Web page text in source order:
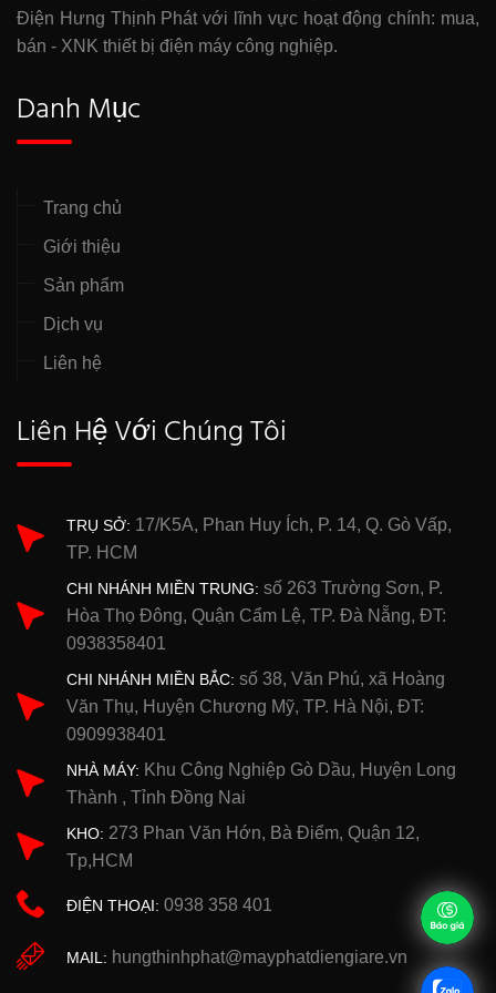
Điện Hưng Thịnh Phát với lĩnh vực hoạt động chính: mua,
bán - XNK thiết bị điện máy công nghiệp.
Danh Mục
Trang chủ
Giới thiệu
Sản phẩm
Dịch vụ
Liên hệ
Liên Hệ Với Chúng Tôi
TRỤ SỞ: 17/K5A, Phan Huy Ích, P. 14, Q. Gò Vấp,
TP. HCM
CHI NHÁNH MIỀN TRUNG: số 263 Trường Sơn, P.
Hòa Thọ Đông, Quận Cẩm Lệ, TP. Đà Nẵng, ĐT:
0938358401
CHI NHÁNH MIỀN BẮC: số 38, Văn Phú, xã Hoàng
Văn Thụ, Huyện Chương Mỹ, TP. Hà Nội, ĐT:
0909938401
NHÀ MÁY: Khu Công Nghiệp Gò Dầu, Huyện Long
Thành , Tỉnh Đồng Nai
KHO: 273 Phan Văn Hớn, Bà Điểm, Quận 12,
Tp,HCM
ĐIỆN THOẠI: 0938 358 401
MAIL: hungthinhphat@mayphatdiengiare.vn